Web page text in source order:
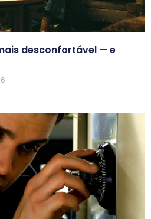
desconfortável — e